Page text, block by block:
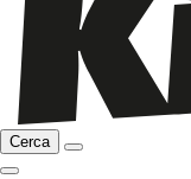
Cerca